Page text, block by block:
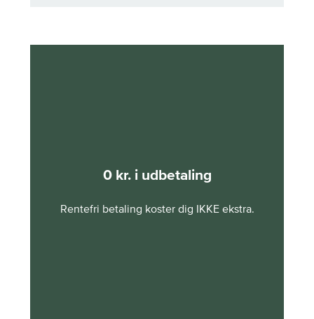
0 kr. i udbetaling
Rentefri betaling koster dig IKKE ekstra.